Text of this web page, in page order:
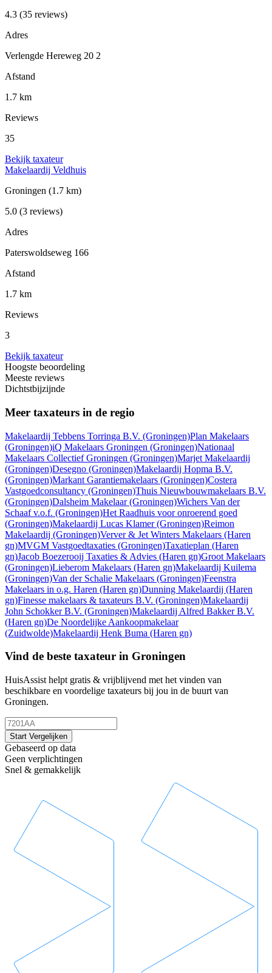
4.3 (35 reviews)
Adres
Verlengde Hereweg 20 2
Afstand
1.7 km
Reviews
35
Bekijk taxateur
Makelaardij Veldhuis
Groningen (1.7 km)
5.0 (3 reviews)
Adres
Paterswoldseweg 166
Afstand
1.7 km
Reviews
3
Bekijk taxateur
Hoogste beoordeling
Meeste reviews
Dichtstbijzijnde
Meer taxateurs in de regio
Makelaardij Tebbens Torringa B.V. (Groningen)Plan Makelaars
(Groningen)iQ Makelaars Groningen (Groningen)Nationaal
Makelaars Collectief Groningen (Groningen)Marjet Makelaardij
(Groningen)Desegno (Groningen)Makelaardij Hopma B.V.
(Groningen)Markant Garantiemakelaars (Groningen)Costera
Vastgoedconsultancy (Groningen)Thuis Nieuwbouwmakelaars B.V.
(Groningen)Dalsheim Makelaar(Groningen)Wichers Van der
Schaaf v.o.f. (Groningen)Het Raadhuis voor onroerend goed
(Groningen)Makelaardij Lucas Klamer(Groningen)Reimon
Makelaardij (Groningen)Verver & Jet Winters Makelaars (Haren
gn)MVGM Vastgoedtaxaties (Groningen)Taxatieplan (Haren
gn)Jacob Boezerooij Taxaties & Advies (Haren gn)Groot Makelaars
(Groningen)Lieberom Makelaars (Haren gn)Makelaardij Kuilema
(Groningen)Van der Schalie Makelaars (Groningen)Feenstra
Makelaars in o.g. Haren (Haren gn)Dunning Makelaardij (Haren
gn)Finesse makelaars & taxateurs B.V. (Groningen)Makelaardij
John Schokker B.V. (Groningen)Makelaardij Alfred Bakker B.V.
(Haren gn)De Noordelijke Aankoopmakelaar
(Zuidwolde)Makelaardij Henk Buma (Haren gn)
Vind de beste taxateur in Groningen
HuisAssist helpt gratis & vrijblijvend met het vinden van
beschikbare en voordelige taxateurs bij jou in de buurt van
Groningen.
Start Vergelijken
Gebaseerd op data
Geen verplichtingen
Snel & gemakkelijk